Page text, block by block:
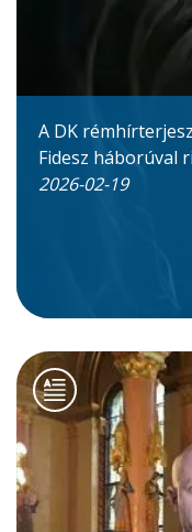
A DK
Fidesz háborúval
2026-02-19